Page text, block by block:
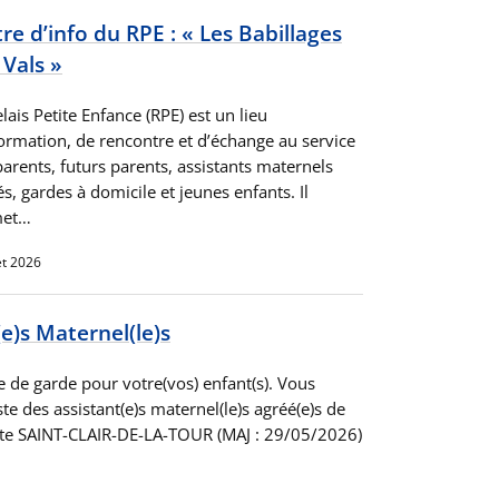
d’info du RPE : « Les Babillages
»
Petite Enfance (RPE) est un lieu
de rencontre et d’échange au service
futurs parents, assistants maternels
gardes à domicile et jeunes enfants. Il
2026
Maternel(le)s
de garde pour votre(vos) enfant(s). Vous
des assistant(e)s maternel(le)s agréé(e)s de
SAINT-CLAIR-DE-LA-TOUR (MAJ : 29/05/2026)